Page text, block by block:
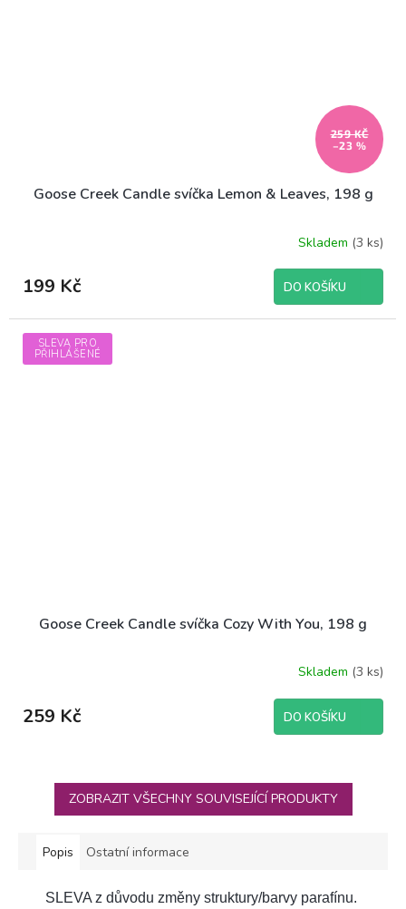
259 KČ
–23 %
Goose Creek Candle svíčka Lemon & Leaves, 198 g
Skladem (3 ks)
199 Kč DO KOŠÍKU
SLEVA PRO
PŘIHLÁŠENÉ
Goose Creek Candle svíčka Cozy With You, 198 g
Skladem (3 ks)
259 Kč DO KOŠÍKU
ZOBRAZIT VŠECHNY SOUVISEJÍCÍ PRODUKTY
Popis Ostatní informace
SLEVA z důvodu změny struktury/barvy parafínu.